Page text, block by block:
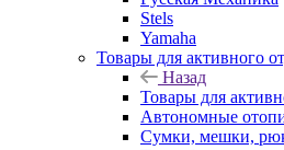
Stels
Yamaha
Товары для активного
Назад
Товары для
Автономные
Сумки, мешки,